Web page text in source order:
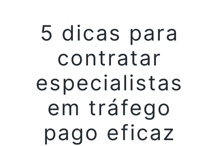
5 dicas para
contratar
especialistas
em tráfego
pago eficaz